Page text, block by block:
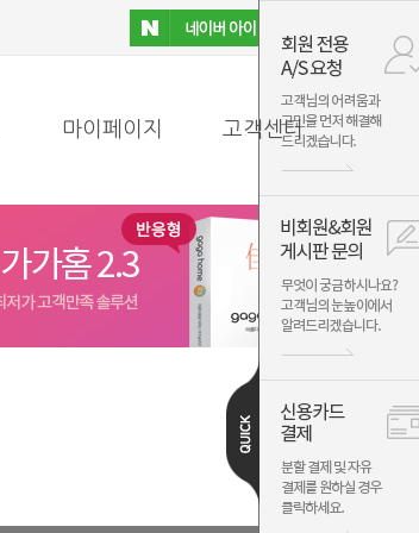
마이페이지 고객센터